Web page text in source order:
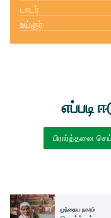
டாடர்
உய்குர்
எப்படி
பிரார்த்தனை
முந்தைய நகரம்